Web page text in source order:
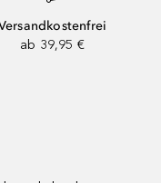
ab 39,95 €